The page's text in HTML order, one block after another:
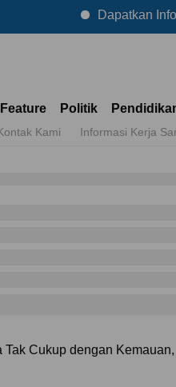
Dapatkan Informasi
Feature Politik
Kami Informasi Kerja
Tak Cukup dengan